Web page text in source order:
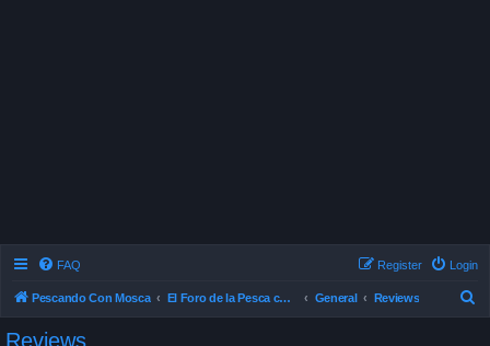
FAQ Login
Register
Pescando Con Mosca El Foro de la Pesca con Mosca en Chile General Reviews
Reviews